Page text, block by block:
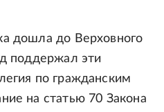
дошла до Верховного
поддержал эти
по гражданским
на статью 70 Закона